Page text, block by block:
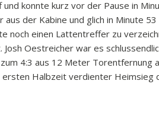
konnte kurz vor der Pause in
der Kabine und glich in Minute
noch einen Lattentreffer zu
Oestreicher war es
4:3 aus 12 Meter Torentfernung
Halbzeit verdienter Heimsieg